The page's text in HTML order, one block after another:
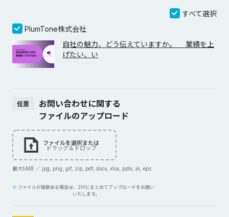
すべて選択
PlumTone株式会社
自社の魅力、どう伝えていますか。 業績を上
げたい、い
任意
お問い合わせに関する
ファイルのアップロード
ファイルを選択または
ドラッグ＆ドロップ
最大5MB ／ jpg, png, gif, zip, pdf, docx, xlsx, pptx, ai, eps
ファイルが複数ある場合は、ZIPにまとめてアップロードをお願い
いたします。